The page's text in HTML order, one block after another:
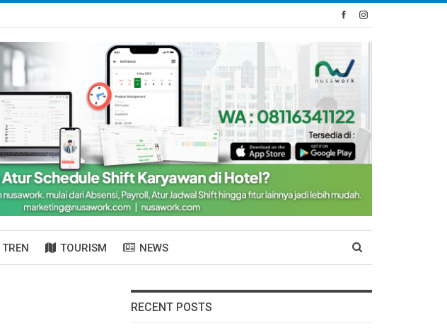
TREN TOURISM NEWS
RECENT POSTS